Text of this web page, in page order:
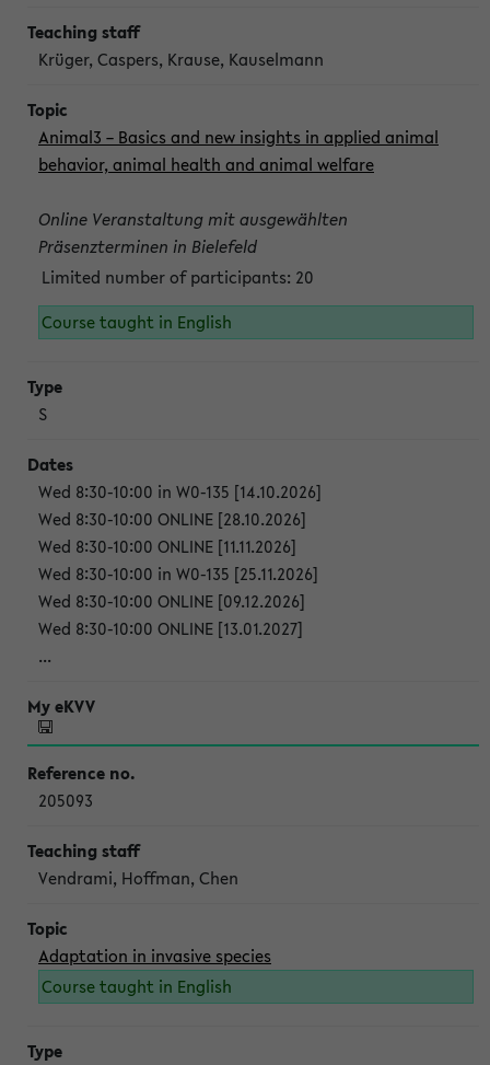
Krüger, Caspers, Krause, Kauselmann
Animal3 – Basics and new insights in applied animal
behavior, animal health and animal welfare
Online Veranstaltung mit ausgewählten
Präsenzterminen in Bielefeld
Limited number of participants: 20
Course taught in English
S
Wed 8:30-10:00 in W0-135 [14.10.2026]
Wed 8:30-10:00 ONLINE [28.10.2026]
Wed 8:30-10:00 ONLINE [11.11.2026]
Wed 8:30-10:00 in W0-135 [25.11.2026]
Wed 8:30-10:00 ONLINE [09.12.2026]
Wed 8:30-10:00 ONLINE [13.01.2027]
...
205093
Vendrami, Hoffman, Chen
Adaptation in invasive species
Course taught in English